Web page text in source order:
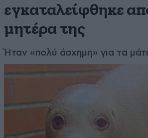
εγκαταλείφθηκε
μητέρα της
Ήταν «πολύ άσχημη» για τα